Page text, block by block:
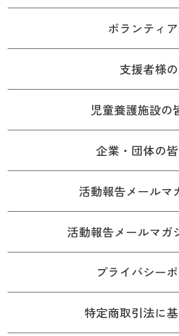
ボランティ
支援者様
児童養護施設の
企業・団体の
活動報告メールマ
活動報告メールマガ
プライバシー
特定商取引法に